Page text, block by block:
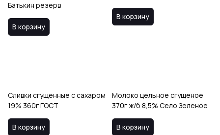
Батькин резерв
В корзину
В корзину
Сливки сгущенные с сахаром
19% 360г ГОСТ
В корзину
Молоко цельное сгущеное
370г ж/б 8,5% Село Зеленое
В корзину